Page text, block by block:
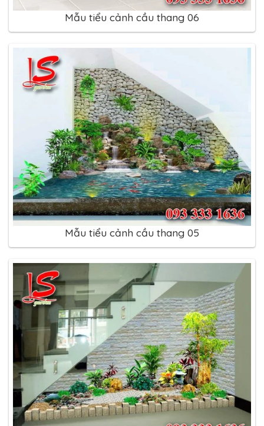
Mẫu tiểu cảnh cầu thang 06
Mẫu tiểu cảnh cầu thang 05